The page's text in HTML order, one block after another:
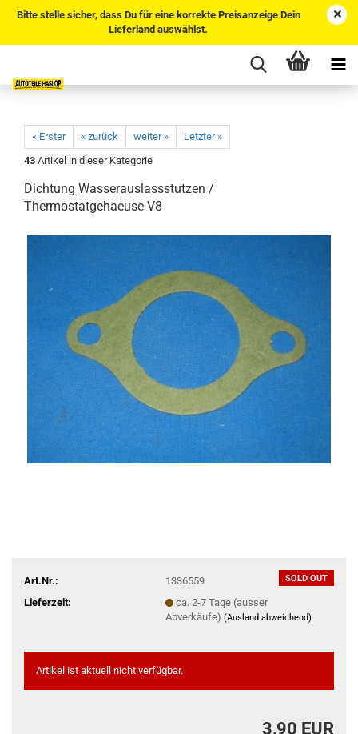
Bitte stelle sicher, dass Du für eine korrekte Preisanzeige Dein
Lieferland auswählst.
« Erster « zurück weiter »
Letzter »
43 Artikel in dieser Kategorie
Dichtung Wasserauslassstutzen /
Thermostatgehaeuse V8
SOLD OUT
Art.Nr.:
1336559
Lieferzeit:
ca. 2-7 Tage (ausser
Abverkäufe) (Ausland abweichend)
Artikel ist aktuell nicht verfügbar.
3,90 EUR